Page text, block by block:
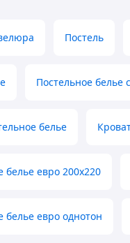
Постель
Постельное белье
белье
белье евро 200х220
белье евро однотон